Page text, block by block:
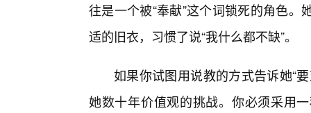
往是一个被“奉献”这个词锁死的角色
适的旧衣，习惯了说“我什么都不缺”。
如果你试图用说教的方式告诉她“
她数十年价值观的挑战。你必须采用